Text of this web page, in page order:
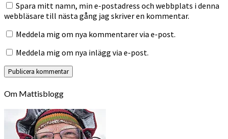
Spara mitt namn, min e-postadress och webbplats i denna
webbläsare till nästa gång jag skriver en kommentar.
Meddela mig om nya kommentarer via e-post.
Meddela mig om nya inlägg via e-post.
Om Mattisblogg